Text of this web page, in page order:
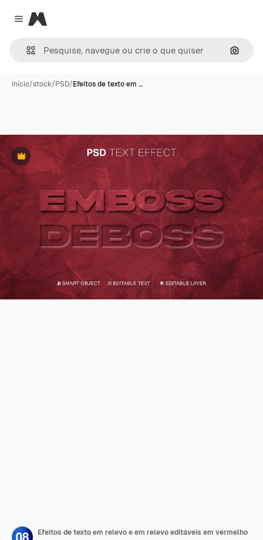
Close menu
Magnific
Início/stock/PSD/Efeitos de texto em …
Premium
Efeitos de texto em relevo e em relevo editáveis em vermelho